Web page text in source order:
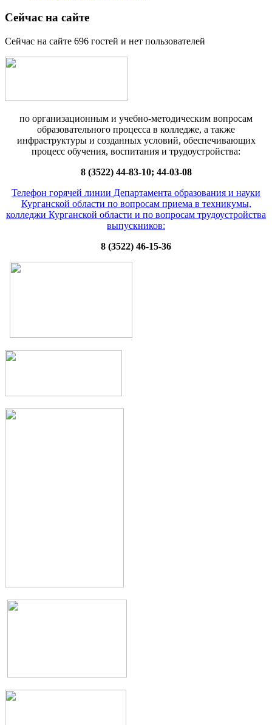
Сейчас на сайте
Сейчас на сайте 696 гостей и нет пользователей
по организационным и учебно-методическим вопросам
образовательного процесса в колледже, а также
инфраструктуры и созданных условий, обеспечивающих
процесс обучения, воспитания и трудоустройства:
8 (3522) 44-83-10; 44-03-08
Телефон горячей линии Департамента образования и науки
Курганской области по вопросам приема в техникумы,
колледжи Курганской области и по вопросам трудоустройства
выпускников:
8 (3522) 46-15-36